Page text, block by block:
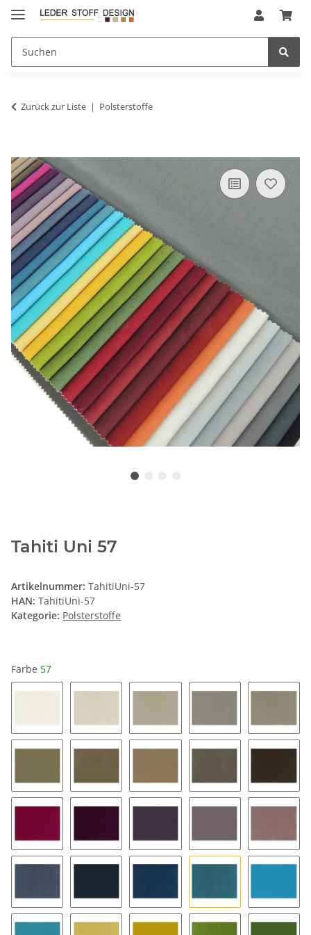
Zurück zur Liste Polsterstoffe
Tahiti Uni 57
Artikelnummer: TahitiUni-57
HAN: TahitiUni-57
Kategorie: Polsterstoffe
Farbe 57
01 04 14 46 34
134 44 54 64 84
69 79 99 89 13
47 87 67 57 17